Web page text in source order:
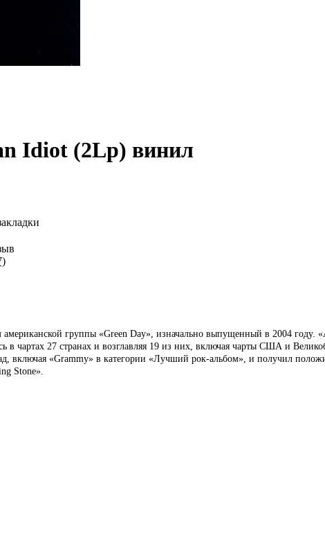
Idiot (2Lp) винил
группы «Green Day», изначально выпущенный в 2004 году.
в чартах 27 странах и возглавляя 19 из них, включая чарты США и
включая «Grammy» в категории «Лучший рок-альбом», и получил
Stone».